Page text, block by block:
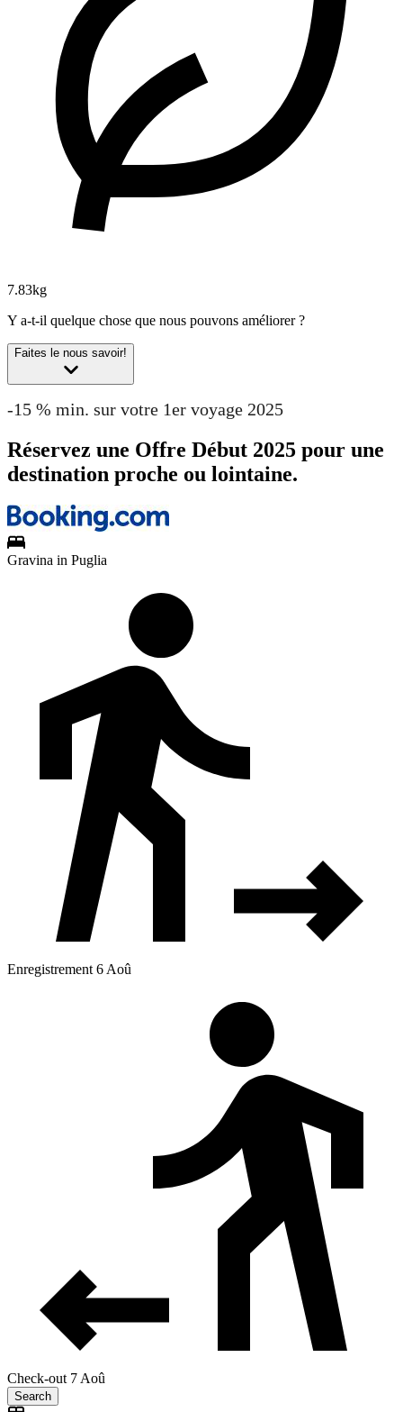
7.83kg
Y a-t-il quelque chose que nous pouvons améliorer ?
Faites le nous savoir!
-15 % min. sur votre 1er voyage 2025
Réservez une Offre Début 2025 pour une
destination proche ou lointaine.
Gravina in Puglia
Enregistrement 6 Aoû
Check-out 7 Aoû
Search